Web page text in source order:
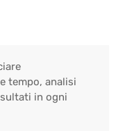
tempo, analisi
in ogni